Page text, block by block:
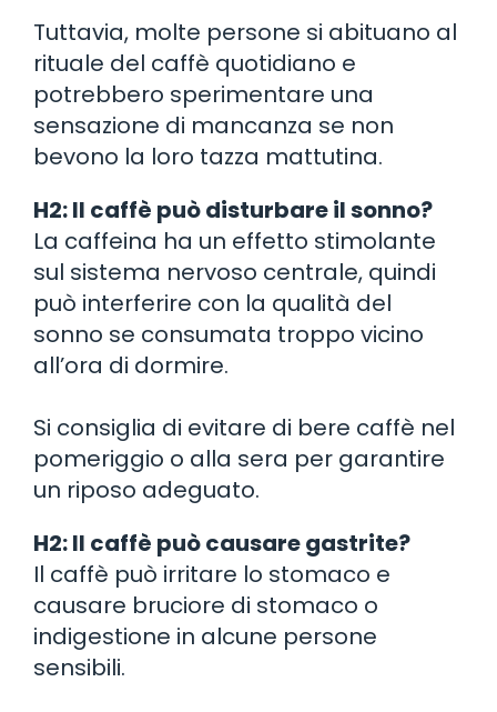
Tuttavia, molte persone si abituano al
rituale del caffè quotidiano e
potrebbero sperimentare una
sensazione di mancanza se non
bevono la loro tazza mattutina.
H2: Il caffè può disturbare il sonno?
La caffeina ha un effetto stimolante
sul sistema nervoso centrale, quindi
può interferire con la qualità del
sonno se consumata troppo vicino
all’ora di dormire.
Si consiglia di evitare di bere caffè nel
pomeriggio o alla sera per garantire
un riposo adeguato.
H2: Il caffè può causare gastrite?
Il caffè può irritare lo stomaco e
causare bruciore di stomaco o
indigestione in alcune persone
sensibili.